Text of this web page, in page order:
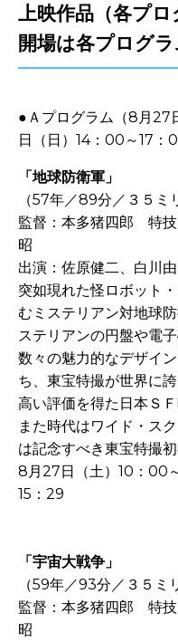
上映作品（各プロ
開場は各プログ
●Ａプログラム（8月27
日（日）14：00～17：
「地球防衛軍」
（57年／89分／３５ミ
監督：本多猪四郎 特
昭
出演：佐原健二、白川
突如現れた怪ロボット
むミステリアン対地球
ステリアンの円盤や電
数々の魅力的なデザイ
ち、東宝特撮が世界に
高い評価を得た日本Ｓ
また時代はワイド・ス
は記念すべき東宝特撮
8月27日（土）10：00
15：29
「宇宙大戦争」
（59年／93分／３５ミ
監督：本多猪四郎 特
昭